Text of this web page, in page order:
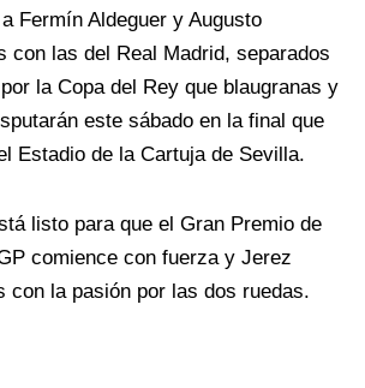
Fermín Aldeguer y Augusto
con las del Real Madrid, separados
por la Copa del Rey que blaugranas y
este sábado en la final que
Estadio de la Cartuja de Sevilla.
listo para que el Gran Premio de
comience con fuerza y Jerez
con la pasión por las dos ruedas.